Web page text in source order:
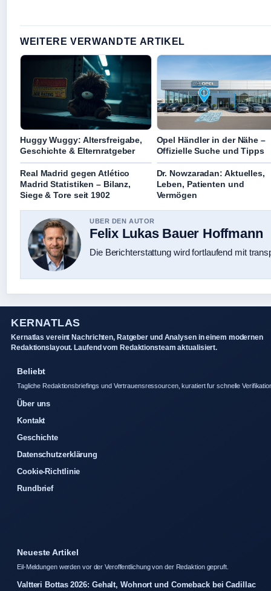
WEITERE VERWANDTE ARTIKEL
Huggy Wuggy: Altersfreigabe,
Geschichte & Elternratgeber
Opel Händler in der Nähe –
Offizielle Suche und Tipps
Real Madrid gegen Atlético
Madrid Statistiken – Bilanz,
Siege & Tore seit 1902
Dr. Nowzaradan: Aktuelles,
Leben, Patienten und
Vermögen
UBER DEN AUTOR
Felix Lukas Bauer Hoffmann
Die Berichterstattung wird fortlaufend mit
KERNATLAS
Kernatlas vereint Nachrichten, Ratgeber und Analysen in einem modernen
Redaktionslayout. Laufend vom Redaktionsteam aktualisiert.
Beliebt
Tagliche Redaktionsbriefings und Vertrauensressourcen, kuratiert fur schnelle
Über uns
Kontakt
Geschichte
Datenschutzerklärung
Cookie-Richtlinie
Rundbrief
Neueste Artikel
Eil-Meldungen werden vor der Veroffentlichung von der Redaktion gepruft.
Valtteri Bottas 2026: Gehalt, Wohnort und Comeback bei Cadillac